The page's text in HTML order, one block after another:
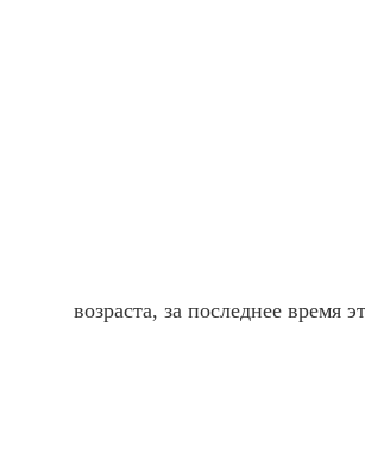
возраста, за последнее время